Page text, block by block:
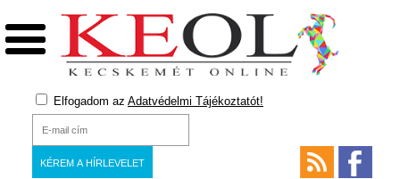
Elfogadom az Adatvédelmi Tájékoztatót!